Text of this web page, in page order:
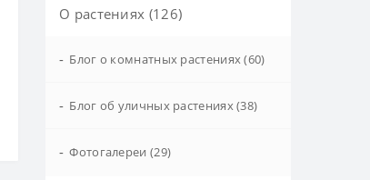
О растениях (126)
- Блог о комнатных растениях (60)
- Блог об уличных растениях (38)
- Фотогалереи (29)